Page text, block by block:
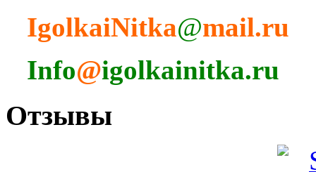
IgolkaiNitka@mail.ru
Info@igolkainitka.ru
Отзывы